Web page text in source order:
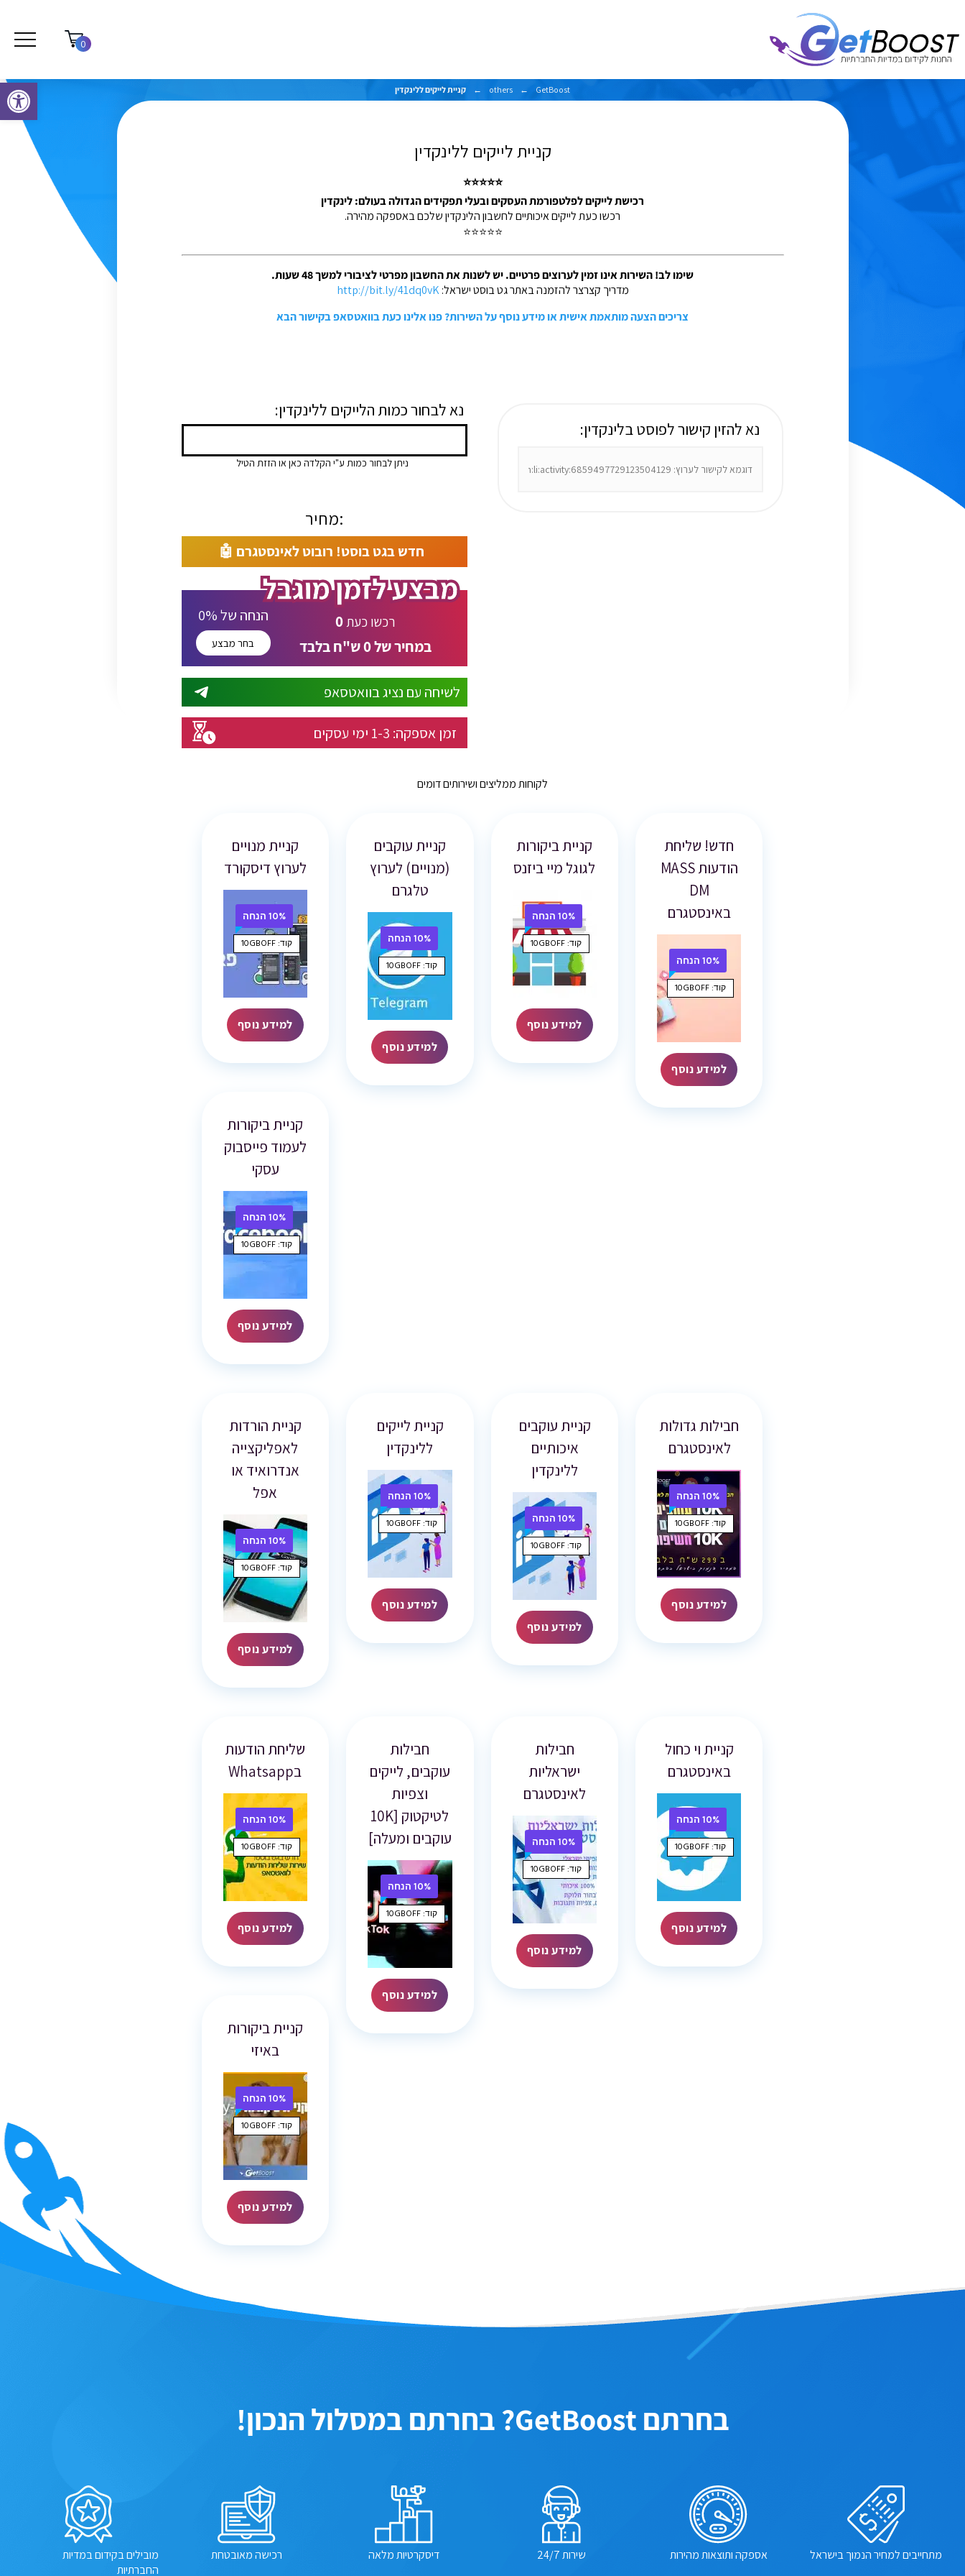
0
← GetBoost
← others קניית לייקים ללינקדין
קניית לייקים ללינקדין
⭐⭐⭐⭐⭐
רכישת לייקים לפלטפורמת העסקים ובעלי תפקידים הגדולה בעולם: לינקדין
רכשו כעת לייקים איכותיים לחשבון הלינקדין שלכם באספקה מהירה.
⭐⭐⭐⭐⭐
שימו לב! השירות אינו זמין לערוצים פרטיים. יש לשנות את החשבון מפרטי לציבורי למשך 48 שעות.
מדריך קצרצר להזמנה באתר גט בוסט ישראל:http://bit.ly/41dq0vK
צריכים הצעה מותאמת אישית או מידע נוסף על השירות? פנו אלינו כעת בוואטסאפ בקישור הבא
:נא לבחור כמות הלייקים ללינקדין
ניתן לבחור כמות ע"י הקלדה כאן או הזזת הטיל
מחיר:
חדש בגט בוסט! רובוט לאינסטגרם 🤖
0 % הנחה של
בחר מבצע
רכשו כעת0
במחיר של0ש"ח בלבד
לשיחה עם נציג בוואטסאפ
זמן אספקה: 1-3 ימי עסקים
נא להזין קישור לפוסט בלינקדין:
לקוחות ממליצים ושירותים דומים
חדש! שליחת
הודעות MASS
DM
באינסטגרם
10% הנחה
קוד: 10GBOFF
למידע נוסף
קניית ביקורות
לגוגל מיי ביזנס
10% הנחה
קוד: 10GBOFF
למידע נוסף
קניית עוקבים
(מנויים) לערוץ
טלגרם
10% הנחה
קוד: 10GBOFF
למידע נוסף
קניית מנויים
לערוץ דיסקורד
10% הנחה
קוד: 10GBOFF
למידע נוסף
קניית ביקורות
לעמוד פייסבוק
עסקי
10% הנחה
קוד: 10GBOFF
למידע נוסף
חבילות גדולות
לאינסטגרם
10% הנחה
קוד: 10GBOFF
למידע נוסף
קניית עוקבים
איכותיים
ללינקדין
10% הנחה
קוד: 10GBOFF
למידע נוסף
קניית לייקים
ללינקדין
10% הנחה
קוד: 10GBOFF
למידע נוסף
קניית הורדות
לאפליקצייה
אנדרואיד או
אפל
10% הנחה
קוד: 10GBOFF
למידע נוסף
קניית וי כחול
באינסטגרם
10% הנחה
קוד: 10GBOFF
למידע נוסף
חבילות
ישראליות
לאינסטגרם
10% הנחה
קוד: 10GBOFF
למידע נוסף
חבילות
עוקבים, לייקים
וצפיות
לטיקטוק [10K
עוקבים ומעלה]
10% הנחה
קוד: 10GBOFF
למידע נוסף
שליחת הודעות
בWhatsapp
10% הנחה
קוד: 10GBOFF
למידע נוסף
קניית ביקורות
באיזי
10% הנחה
קוד: 10GBOFF
למידע נוסף
בחרתם GetBoost? בחרתם במסלול הנכון!
מתחייבים למחיר הנמוך בישראל אספקה ותוצאות מהירות שירות 24/7 דיסקרטיות מלאה רכישה מאובטחת
מובילים בקידום במדיות
החברתיות
פתח סרגל נגישות